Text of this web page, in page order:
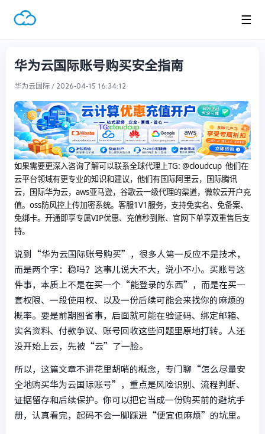
☰
华为云国际账号购买安全指南
华为云国际 / 2026-04-15 16:34:12
如果需要更深入咨询了解可以联系全球代理上TG: @cloudcup 他们在
云平台领域有更专业的知识和建议，他们有国际阿里云，国际腾讯
云，国际华为云，aws亚马逊，谷歌云一级代理的渠道，微软云开户充
值。oss防风控上传加密系统。客服1V1服务，支持免实名、免备案、
免绑卡。开通即享专属VIP优惠、充值秒到账、官网下单享双重售后支
持。
说到“华为云国际账号购买”，很多人第一反应不是技术，
而是两个字：稳吗？这事儿说大不大，说小不小。买账号这
件事，本质上不是在买一个“能登录的东西”，而是在买一
套权限、一段使用权、以及一份后续可能会来找你的麻烦的
概率。要是前期图省事，后面就可能在验证码、绑定邮箱、
实名资料、付款争议、账号回收这些问题里原地打转。人还
没开始上云，先被“云”了一脸。
所以，这篇文章不讲花里胡哨的概念，专门聊“怎么尽量安
全地购买华为云国际账号”，重点是风险识别、流程判断、
证据留存和后续保护。你可以把它当成一份购买前的避坑手
册，认真看完，起码不会一脚踩进“便宜但麻烦”的坑里。